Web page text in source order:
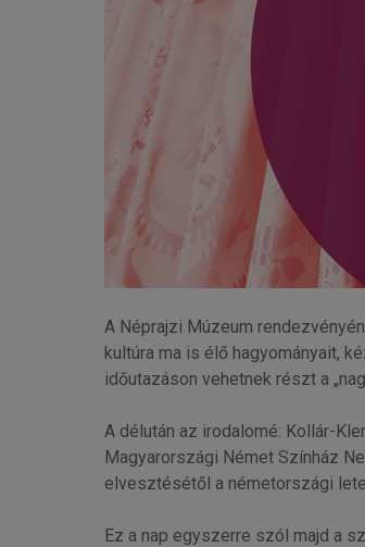
A Néprajzi Múzeum
kultúra ma is élő hagyományait,
időutazáson vehetnek részt a
A délután az irodalomé: Kollár-
Magyarországi Német Színház
elvesztésétől a németországi
Ez a nap egyszerre szól majd a